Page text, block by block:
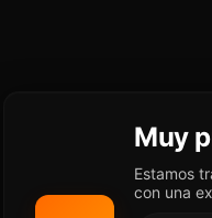
Muy
Estamos
con una